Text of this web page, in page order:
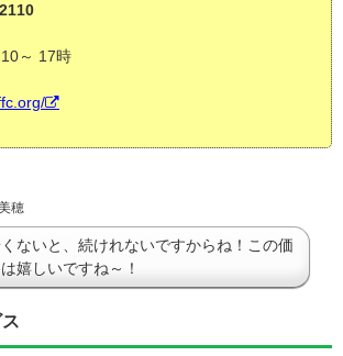
10～ 17時
穂
ないと、続けれないですからね！この価
嬉しいですね～！